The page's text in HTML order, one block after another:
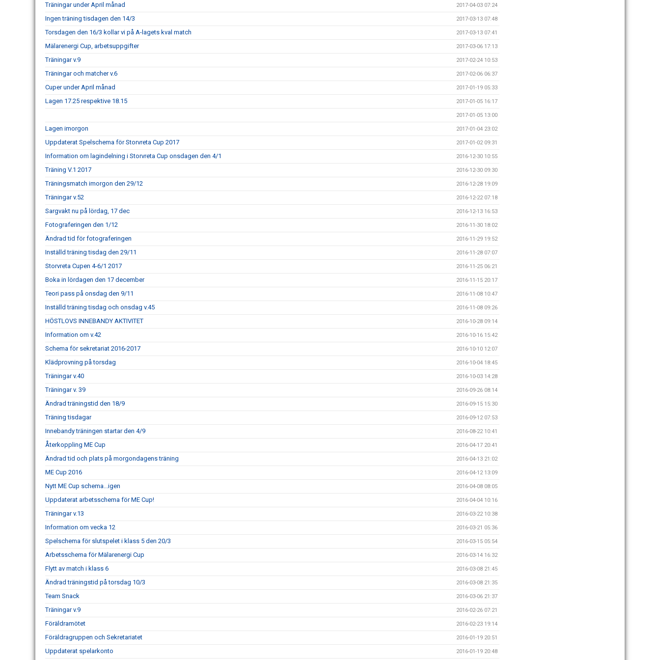
Träningar under April månad 2017-04-03 07:24
Ingen träning tisdagen den 14/3 2017-03-13 07:48
Torsdagen den 16/3 kollar vi på A-lagets kval match 2017-03-13 07:41
Mälarenergi Cup, arbetsuppgifter 2017-03-06 17:13
Träningar v.9 2017-02-24 10:53
Träningar och matcher v.6 2017-02-06 06:37
Cuper under April månad 2017-01-19 05:33
Lagen 17.25 respektive 18.15 2017-01-05 16:17
2017-01-05 13:00
Lagen imorgon 2017-01-04 23:02
Uppdaterat Spelschema för Storvreta Cup 2017 2017-01-02 09:31
Information om lagindelning i Storvreta Cup onsdagen den 4/1 2016-12-30 10:55
Träning V.1 2017 2016-12-30 09:30
Träningsmatch imorgon den 29/12 2016-12-28 19:09
Träningar v.52 2016-12-22 07:18
Sargvakt nu på lördag, 17 dec 2016-12-13 16:53
Fotograferingen den 1/12 2016-11-30 18:02
Ändrad tid för fotograferingen 2016-11-29 19:52
Inställd träning tisdag den 29/11 2016-11-28 07:07
Storvreta Cupen 4-6/1 2017 2016-11-25 06:21
Boka in lördagen den 17 december 2016-11-15 20:17
Teori pass på onsdag den 9/11 2016-11-08 10:47
Inställd träning tisdag och onsdag v.45 2016-11-08 09:26
HÖSTLOVS INNEBANDY AKTIVITET 2016-10-28 09:14
Information om v.42 2016-10-16 15:42
Schema för sekretariat 2016-2017 2016-10-10 12:07
Klädprovning på torsdag 2016-10-04 18:45
Träningar v.40 2016-10-03 14:28
Träningar v. 39 2016-09-26 08:14
Ändrad träningstid den 18/9 2016-09-15 15:30
Träning tisdagar 2016-09-12 07:53
Innebandy träningen startar den 4/9 2016-08-22 10:41
Återkoppling ME Cup 2016-04-17 20:41
Ändrad tid och plats på morgondagens träning 2016-04-13 21:02
ME Cup 2016 2016-04-12 13:09
Nytt ME Cup schema...igen 2016-04-08 08:05
Uppdaterat arbetsschema för ME Cup! 2016-04-04 10:16
Träningar v.13 2016-03-22 10:38
Information om vecka 12 2016-03-21 05:36
Spelschema för slutspelet i klass 5 den 20/3 2016-03-15 05:54
Arbetsschema för Mälarenergi Cup 2016-03-14 16:32
Flytt av match i klass 6 2016-03-08 21:45
Ändrad träningstid på torsdag 10/3 2016-03-08 21:35
Team Snack 2016-03-06 21:37
Träningar v.9 2016-02-26 07:21
Föräldramötet 2016-02-23 19:14
Föräldragruppen och Sekretariatet 2016-01-19 20:51
Uppdaterat spelarkonto 2016-01-19 20:48